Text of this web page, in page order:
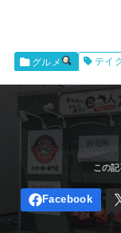
グルメ テイ